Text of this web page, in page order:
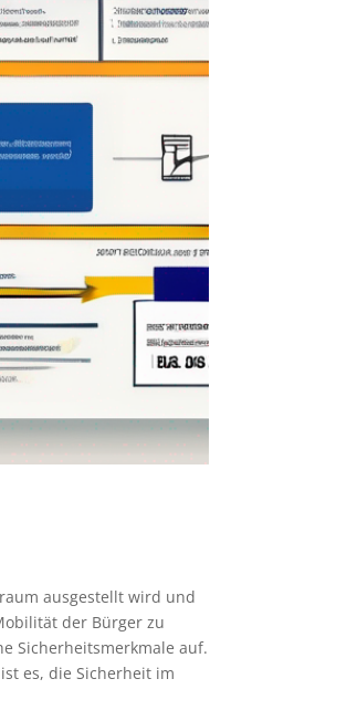
ausgestellt wird und
der Bürger zu
Sicherheitsmerkmale auf.
es, die Sicherheit im